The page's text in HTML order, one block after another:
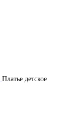
Платье детское